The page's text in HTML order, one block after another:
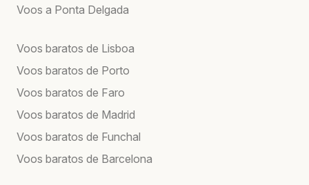
Voos a Ponta Delgada
Voos baratos de Lisboa
Voos baratos de Porto
Voos baratos de Faro
Voos baratos de Madrid
Voos baratos de Funchal
Voos baratos de Barcelona